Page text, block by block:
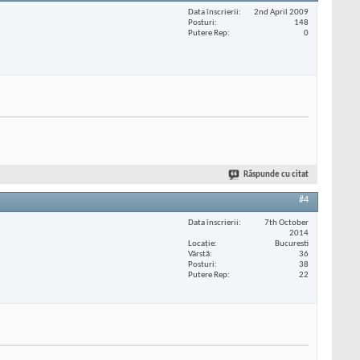
Data înscrierii
2nd April 2009
Posturi
148
Putere Rep
0
Răspunde cu citat
#4
Data înscrierii
7th October
2014
Locaţie
Bucuresti
Vârstă
36
Posturi
38
Putere Rep
22